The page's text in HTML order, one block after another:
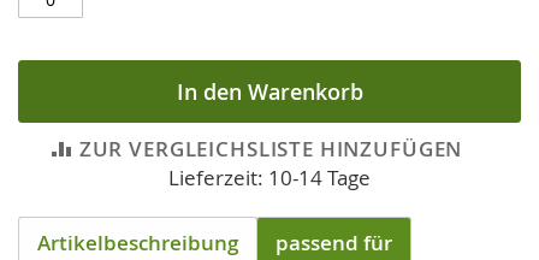
In den Warenkorb
ZUR VERGLEICHSLISTE HINZUFÜGEN
Lieferzeit: 10-14 Tage
Artikelbeschreibung passend für